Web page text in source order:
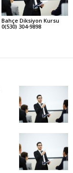
Bahçe Diksiyon Kursu
0(530) 304-9898